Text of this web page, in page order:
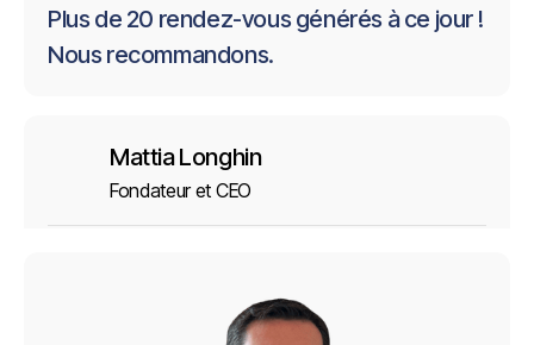
Plus de 20 rendez-vous générés à ce jour !
Nous recommandons.
Mattia Longhin
Fondateur et CEO
depuis plusieurs mois pour améliorer ma
prospection commerciale et je dois dire